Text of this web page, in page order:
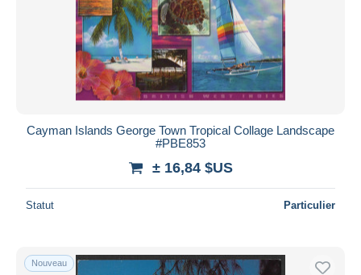
Cayman Islands George Town Tropical Collage Landscape
#PBE853
± 16,84 $US
Statut Particulier
Nouveau